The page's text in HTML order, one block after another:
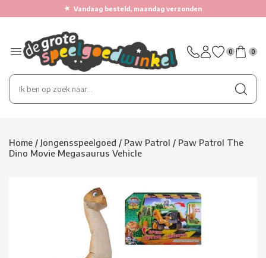
★ Vandaag besteld, maandag verzonden
0 0
Home / Jongensspeelgoed / Paw Patrol / Paw Patrol The
Dino Movie Megasaurus Vehicle